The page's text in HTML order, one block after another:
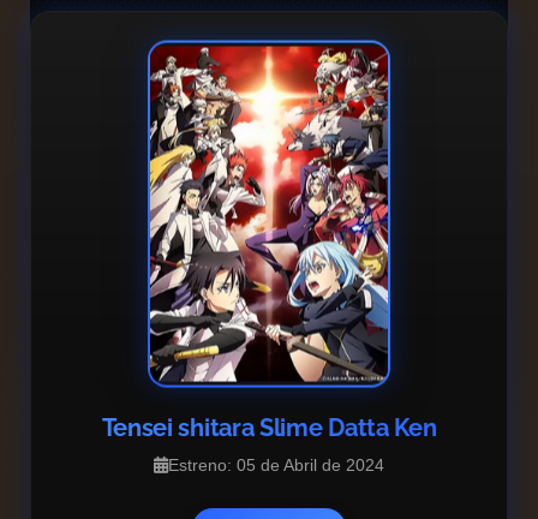
Tensei shitara Slime Datta Ken
Estreno: 05 de Abril de 2024